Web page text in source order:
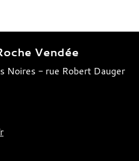
Vendée
Noires - rue Robert Dauger